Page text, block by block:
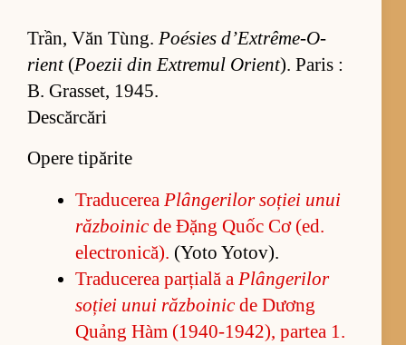
Trần, Văn Tùng. Poé­sies d’Ex­trê­me-O­
rient(Po­e­zii din Ex­tre­mul Orient). Pa­ris :
B. Gras­set, 1945.
Descărcări
Opere tipărite
Tra­du­ce­rea Plân­ge­ri­lor so­ției unui
răz­bo­i­nicde Đặng Quốc Cơ (ed.
elec­tro­ni­că). (Yoto Yo­to­v).
Tra­du­ce­rea par­ți­ală a Plân­ge­ri­lor
so­ției unui răz­bo­i­nicde Dương
Quảng Hàm (1940-1942), par­tea 1.